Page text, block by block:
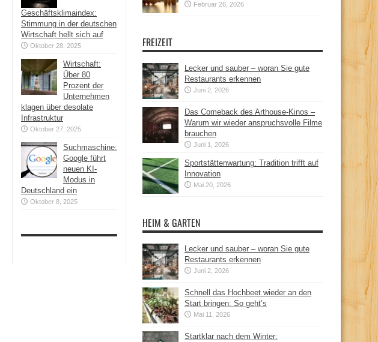
Geschäftsklimaindex:
Stimmung in der deutschen
Wirtschaft hellt sich auf
Oktober 28, 2025
Wirtschaft:
Über 80
Prozent der
Unternehmen
klagen über desolate
Infrastruktur
Oktober 27, 2025
Suchmaschine:
Google führt
neuen KI-
Modus in
Deutschland ein
Oktober 8, 2025
Februar 26, 2026
FREIZEIT
Lecker und sauber – woran Sie gute
Restaurants erkennen
Juni 2, 2026
Das Comeback des Arthouse-Kinos –
Warum wir wieder anspruchsvolle Filme
brauchen
Juni 1, 2026
Sportstättenwartung: Tradition trifft auf
Innovation
Mai 20, 2026
HEIM & GARTEN
Lecker und sauber – woran Sie gute
Restaurants erkennen
Juni 2, 2026
Schnell das Hochbeet wieder an den
Start bringen: So geht’s
Mai 11, 2026
Startklar nach dem Winter: